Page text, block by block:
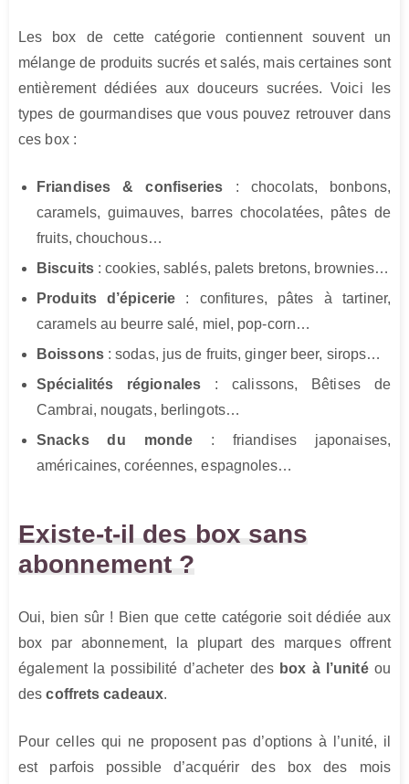
Les box de cette catégorie contiennent souvent un
mélange de produits sucrés et salés, mais certaines sont
entièrement dédiées aux douceurs sucrées. Voici les
types de gourmandises que vous pouvez retrouver dans
ces box :
Friandises & confiseries : chocolats, bonbons,
caramels, guimauves, barres chocolatées, pâtes de
fruits, chouchous…
Biscuits: cookies, sablés, palets bretons, brownies…
Produits d’épicerie : confitures, pâtes à tartiner,
caramels au beurre salé, miel, pop-corn…
Boissons: sodas, jus de fruits, ginger beer, sirops…
Spécialités régionales : calissons, Bêtises de
Cambrai, nougats, berlingots…
Snacks du monde : friandises japonaises,
américaines, coréennes, espagnoles…
Existe-t-il des box sans
abonnement ?
Oui, bien sûr ! Bien que cette catégorie soit dédiée aux
box par abonnement, la plupart des marques offrent
également la possibilité d’acheter des box à l’unitéou
descoffrets cadeaux.
Pour celles qui ne proposent pas d’options à l’unité, il
est parfois possible d’acquérir des box des mois